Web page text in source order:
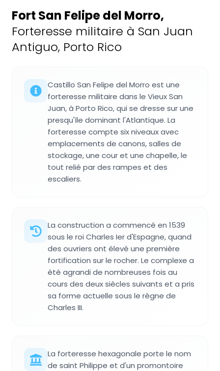
Fort San Felipe del Morro,
Forteresse militaire à San Juan
Antiguo, Porto Rico
Castillo San Felipe del Morro est une
forteresse militaire dans le Vieux San
Juan, à Porto Rico, qui se dresse sur une
presqu'île dominant l'Atlantique. La
forteresse compte six niveaux avec
emplacements de canons, salles de
stockage, une cour et une chapelle, le
tout relié par des rampes et des
escaliers.
La construction a commencé en 1539
sous le roi Charles Ier d'Espagne, quand
des ouvriers ont élevé une première
fortification sur le rocher. Le complexe a
été agrandi de nombreuses fois au
cours des deux siècles suivants et a pris
sa forme actuelle sous le règne de
Charles III.
La forteresse hexagonale porte le nom
de saint Philippe et d'un promontoire